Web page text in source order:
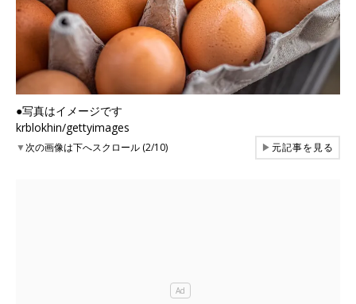
●写真はイメージです
krblokhin/gettyimages
▼次の画像は下へスクロール (2/10) ▶元記事を見る